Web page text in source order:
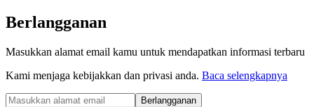
Berlangganan
Masukkan alamat email kamu untuk mendapatkan informasi terbaru
Kami menjaga kebijakkan dan privasi anda. Baca selengkapnya
Berlangganan